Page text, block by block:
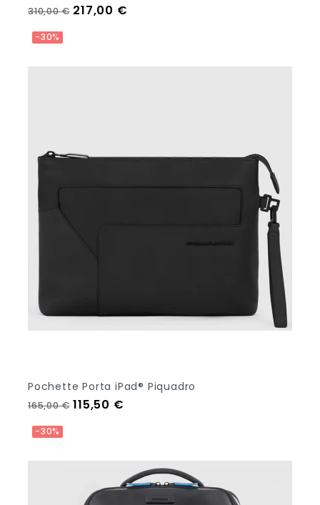
Prezzo regolare
310,00 € Prezzo
217,00 €
-30%
Pochette Porta iPad® Piquadro
Prezzo regolare
165,00 € Prezzo
115,50 €
-30%